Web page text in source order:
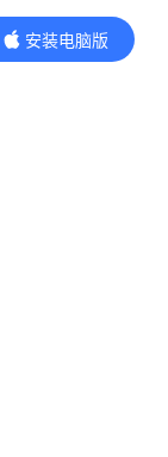
安装电脑版
内容更精彩